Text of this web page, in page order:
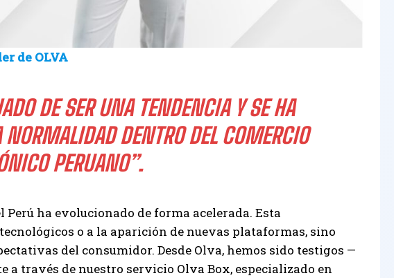
de OLVA
DE SER UNA TENDENCIA Y SE HA
DENTRO DEL COMERCIO
PERUANO”.
ha evolucionado de forma acelerada. Esta
o a la aparición de nuevas plataformas, sino
del consumidor. Desde Olva, hemos sido testigos —
través de nuestro servicio Olva Box, especializado en